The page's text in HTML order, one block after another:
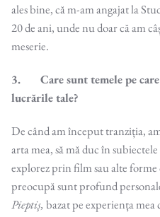
ales bine, că m-am angajat la
20 de ani, unde nu doar că am
meserie.
3. Care sunt temele pe care
lucrările tale?
De când am început tranziția,
arta mea, să mă duc în
explorez prin film sau alte forme
preocupă sunt profund
Pieptiș, bazat pe experiența mea